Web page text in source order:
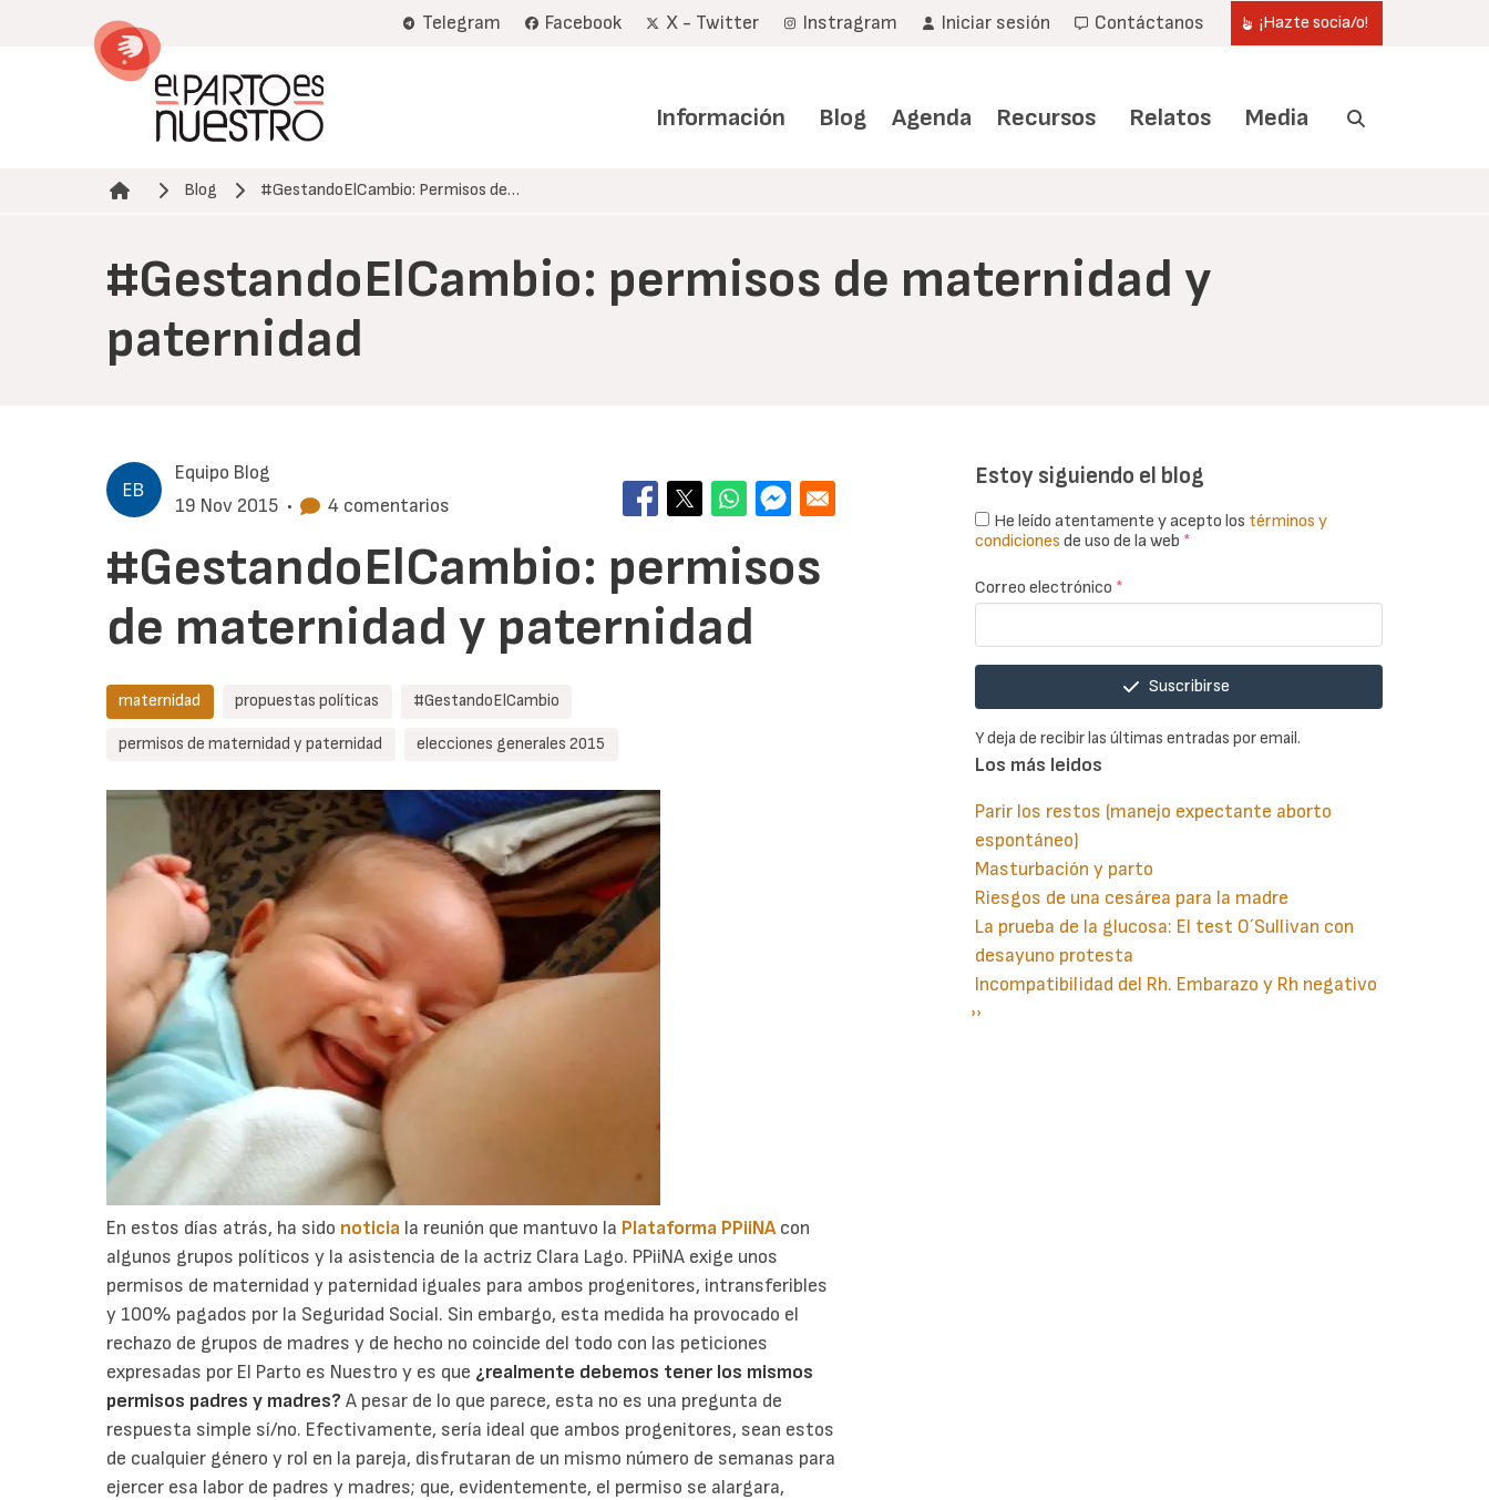
Telegram Facebook X - Twitter Instragram Iniciar sesión Contáctanos ¡Hazte socia/o!
Información Blog Agenda Recursos Relatos Media
Ruta de navegación
Blog #GestandoElCambio: Permisos de…
#GestandoElCambio: permisos de maternidad y
paternidad
Equipo Blog
19 Nov 2015 • 4 comentarios
#GestandoElCambio: permisos
de maternidad y paternidad
maternidad propuestas políticas #GestandoElCambio
permisos de maternidad y paternidad elecciones generales 2015
En estos días atrás, ha sido noticia la reunión que mantuvo la Plataforma PPiiNAcon
algunos grupos políticos y la asistencia de la actriz Clara Lago. PPiiNA exige unos
permisos de maternidad y paternidad iguales para ambos progenitores, intransferibles
y 100% pagados por la Seguridad Social. Sin embargo, esta medida ha provocado el
rechazo de grupos de madres y de hecho no coincide del todo con las peticiones
expresadas por El Parto es Nuestro y es que ¿realmente debemos tener los mismos
permisos padres y madres? A pesar de lo que parece, esta no es una pregunta de
respuesta simple sí/no. Efectivamente, sería ideal que ambos progenitores, sean estos
de cualquier género y rol en la pareja, disfrutaran de un mismo número de semanas para
ejercer esa labor de padres y madres; que, evidentemente, el permiso se alargara,
Estoy siguiendo el blog
He leído atentamente y acepto los términos y
condiciones de uso de la web *
Correo electrónico *
Suscribirse
Y deja de recibir las últimas entradas por email.
Los más leidos
Parir los restos (manejo expectante aborto
espontáneo)
Masturbación y parto
Riesgos de una cesárea para la madre
La prueba de la glucosa: El test O´Sullivan con
desayuno protesta
Incompatibilidad del Rh. Embarazo y Rh negativo
Paginación
Siguiente
››